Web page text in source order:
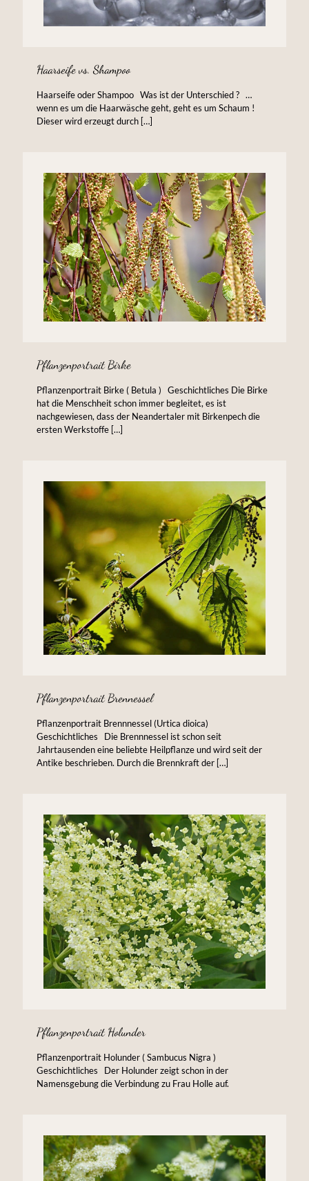
Haarseife vs. Shampoo
Haarseife oder Shampoo Was ist der Unterschied ? …
wenn es um die Haarwäsche geht, geht es um Schaum !
Dieser wird erzeugt durch […]
Pflanzenportrait Birke
Pflanzenportrait Birke ( Betula ) Geschichtliches Die Birke
hat die Menschheit schon immer begleitet, es ist
nachgewiesen, dass der Neandertaler mit Birkenpech die
ersten Werkstoffe […]
Pflanzenportrait Brennessel
Pflanzenportrait Brennnessel (Urtica dioica)
Geschichtliches Die Brennnessel ist schon seit
Jahrtausenden eine beliebte Heilpflanze und wird seit der
Antike beschrieben. Durch die Brennkraft der […]
Pflanzenportrait Holunder
Pflanzenportrait Holunder ( Sambucus Nigra )
Geschichtliches Der Holunder zeigt schon in der
Namensgebung die Verbindung zu Frau Holle auf.